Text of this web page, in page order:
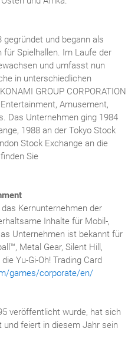
gegründet und begann als
Spielhallen. Im Laufe der
und umfasst nun
in unterschiedlichen
GROUP CORPORATION
Amusement,
Das Unternehmen ging 1984
1988 an der Tokyo Stock
Stock Exchange an die
Sie
Kernunternehmen der
Inhalte für Mobil-,
Unternehmen ist bekannt für
Metal Gear, Silent Hill,
Yu-Gi-Oh! Trading Card
games/corporate/en/
veröffentlicht wurde, hat sich
feiert in diesem Jahr sein